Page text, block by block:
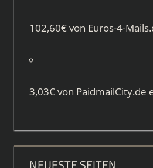
102,60€ von Euros-4-
3,03€ von PaidmailCity.de